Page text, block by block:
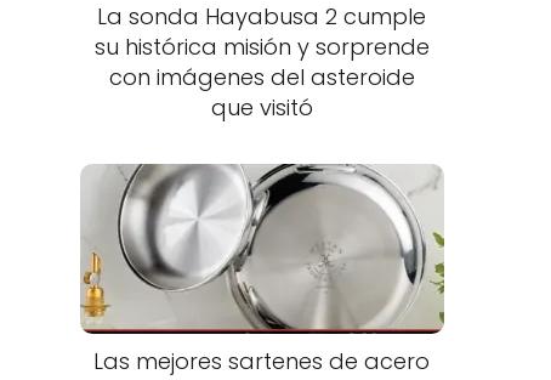
La sonda Hayabusa 2 cumple
su histórica misión y sorprende
con imágenes del asteroide
que visitó
Las mejores sartenes de acero